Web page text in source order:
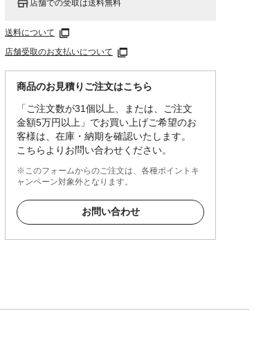
店舗での受取は送料無料
送料について
店舗受取のお支払いについて
商品のお見積りご注文はこちら
「ご注文数が31個以上、または、ご注文
金額5万円以上」でお買い上げご希望のお
客様は、在庫・納期を確認いたします。
こちらよりお問い合わせください。
※このフォームからのご注文は、各種ポイントキ
ャンペーン対象外となります。
お問い合わせ